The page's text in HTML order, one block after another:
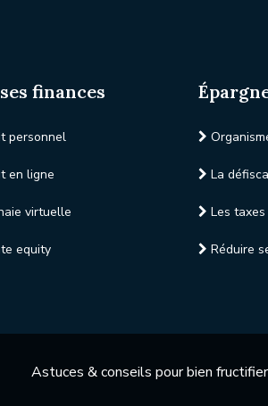
finances
personnel
en ligne
virtuelle
equity
La
Les taxes
Réduire
Astuces & conseils pour bien